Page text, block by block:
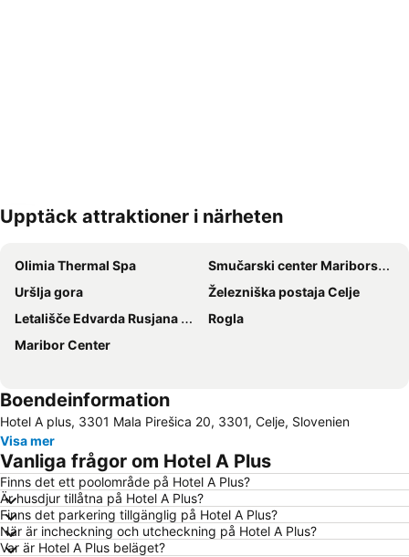
Förstora kartan
Upptäck attraktioner i närheten
Olimia Thermal Spa
Smučarski center Mariborsko Pohorje
Uršlja gora
Železniška postaja Celje
Letališče Edvarda Rusjana Maribor
Rogla
Maribor Center
Boendeinformation
Hotel A plus, 3301 Mala Pirešica 20, 3301, Celje, Slovenien
Visa mer
Vanliga frågor om Hotel A Plus
Finns det ett poolområde på Hotel A Plus?
Är husdjur tillåtna på Hotel A Plus?
Finns det parkering tillgänglig på Hotel A Plus?
När är incheckning och utcheckning på Hotel A Plus?
Var är Hotel A Plus beläget?